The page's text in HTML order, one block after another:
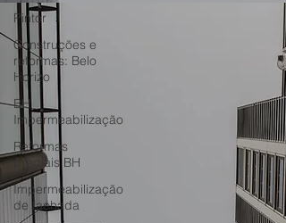
Pintor
Construções e
reformas: Belo
Horizo
BH
Impermeabilização
Reformas
prediais BH
Impermeabilização
de fachada